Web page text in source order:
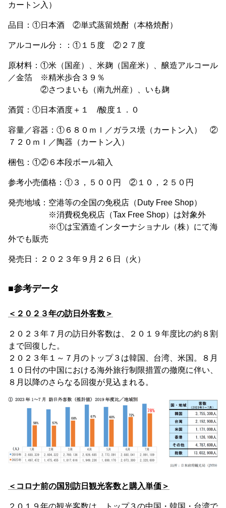
カートン入）
品目：①日本酒 ②単式蒸留焼酎（本格焼酎）
アルコール分：：①１５度 ②２７度
原材料：①米（国産）、米麹（国産米）、醸造アルコール
／金箔 ※精米歩合３９％
②さつまいも（南九州産）、いも麹
酒質：①日本酒度＋１ /酸度１．０
容量／容器：①６８０ｍｌ／ガラス壜（カートン入） ②
７２０ｍｌ／陶器（カートン入）
梱包：①②６本段ボール箱入
参考小売価格：①３，５００円 ②１０，２５０円
発売地域：空港等の全国の免税店（Duty Free Shop）
※消費税免税店（Tax Free Shop）は対象外
※①は宝酒造インターナショナル（株）にて海
外でも販売
発売日：２０２３年９月２６日（火）
■参考データ
＜２０２３年の訪日外客数＞
２０２３年７月の訪日外客数は、２０１９年度比の約８割
まで回復した。
２０２３年１～７月のトップ３は韓国、台湾、米国。８月
１０日付の中国における海外旅行制限措置の撤廃に伴い、
８月以降のさらなる回復が見込まれる。
＜コロナ前の国別訪日観光客数と購入単価＞
２０１９年の観光客数は、トップ３の中国・韓国・台湾で